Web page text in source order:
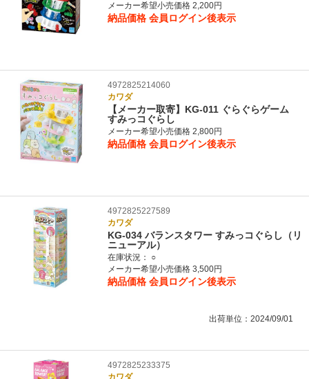
メーカー希望小売価格 2,200円
納品価格 会員ログイン後表示
4972825214060
カワダ
【メーカー取寄】KG-011 ぐらぐらゲーム
すみっコぐらし
メーカー希望小売価格 2,800円
納品価格 会員ログイン後表示
4972825227589
カワダ
KG-034 バランスタワー すみっコぐらし（リ
ニューアル）
在庫状況：
○
メーカー希望小売価格 3,500円
納品価格 会員ログイン後表示
出荷単位：2024/09/01
4972825233375
カワダ